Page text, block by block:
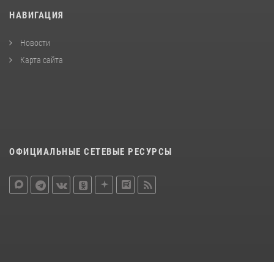
НАВИГАЦИЯ
Новости
Карта сайта
ОФИЦИАЛЬНЫЕ СЕТЕВЫЕ РЕСУРСЫ